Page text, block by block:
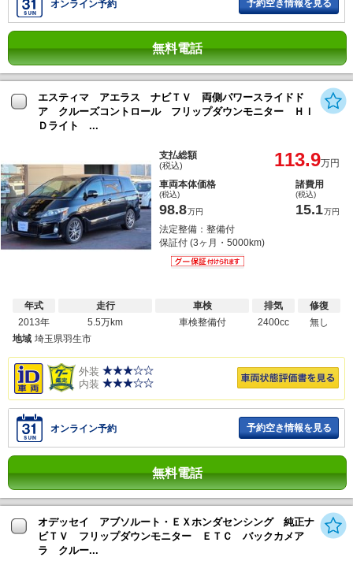
オンライン予約 予約空き情報を見る
無料電話
エスティマ アエラス ナビＴＶ 両側パワースライドド
ア クルーズコントロール フリップダウンモニター ＨＩ
Ｄライト ...
支払総額
(税込) 113.9万円
車両本体価格
(税込)
98.8万円
諸費用
(税込)
15.1万円
法定整備：整備付
保証付 (3ヶ月・5000km)
年式
2013年
走行
5.5万km
車検
車検整備付
排気
2400cc
修復
無し
地域 埼玉県羽生市
外装
内装
オンライン予約 予約空き情報を見る
無料電話
オデッセイ アブソルート・ＥＸホンダセンシング 純正ナ
ビＴＶ フリップダウンモニター ＥＴＣ バックカメア
ラ クルー...